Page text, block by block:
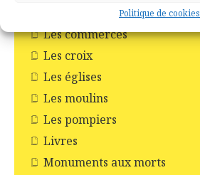
Politique de cookies
Les commerces
Les croix
Les églises
Les moulins
Les pompiers
Livres
Monuments aux morts